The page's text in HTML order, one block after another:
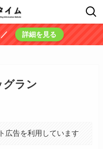
詳細を見る
グラン
広告を利用しています